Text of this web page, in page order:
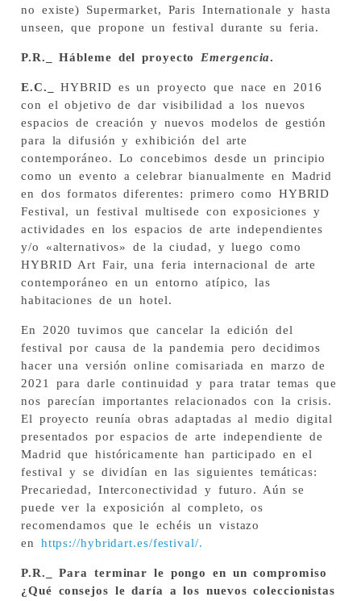
no existe) Supermarket, Paris Internationale y hasta
unseen, que propone un festival durante su feria.
P.R._ Hábleme del proyectoEmergencia.
E.C._
HYBRID es un proyecto que nace en 2016
con el objetivo de dar visibilidad a los nuevos
espacios de creación y nuevos modelos de gestión
para la difusión y exhibición del arte
contemporáneo. Lo concebimos desde un principio
como un evento a celebrar bianualmente en Madrid
en dos formatos diferentes: primero como HYBRID
Festival, un festival multisede con exposiciones y
actividades en los espacios de arte independientes
y/o «alternativos» de la ciudad, y luego como
HYBRID Art Fair, una feria internacional de arte
contemporáneo en un entorno atípico, las
habitaciones de un hotel.
En 2020 tuvimos que cancelar la edición del
festival por causa de la pandemia pero decidimos
hacer una versión online comisariada en marzo de
2021 para darle continuidad y para tratar temas que
nos parecían importantes relacionados con la crisis.
El proyecto reunía obras adaptadas al medio digital
presentados por espacios de arte independiente de
Madrid que históricamente han participado en el
festival y se dividían en las siguientes temáticas:
Precariedad, Interconectividad y futuro. Aún se
puede ver la exposición al completo, os
recomendamos que le echéis un vistazo
en https://hybridart.es/festival/.
P.R._ Para terminar le pongo en un compromiso
¿Qué consejos le daría a los nuevos coleccionistas